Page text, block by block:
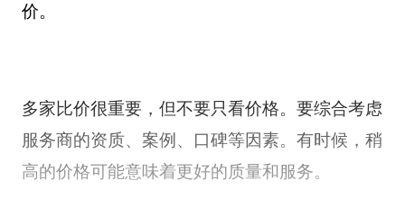
价。
多家比价很重要，但不要只看价格。要综合考虑
服务商的资质、案例、口碑等因素。有时候，稍
高的价格可能意味着更好的质量和服务。